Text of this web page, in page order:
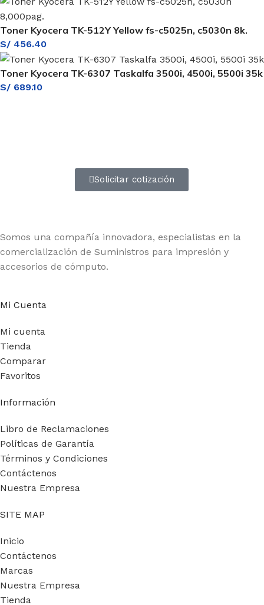
Toner Kyocera TK-512Y Yellow fs-c5025n, c5030n 8k.
S/ 456.40
Toner Kyocera TK-6307 Taskalfa 3500i, 4500i, 5500i 35k
S/ 689.10
Solicitar cotización
Somos una compañía innovadora, especialistas en la
comercialización de Suministros para impresión y
accesorios de cómputo.
Mi Cuenta
Mi cuenta
Tienda
Comparar
Favoritos
Información
Libro de Reclamaciones
Políticas de Garantía
Términos y Condiciones
Contáctenos
Nuestra Empresa
SITE MAP
Inicio
Contáctenos
Marcas
Nuestra Empresa
Tienda